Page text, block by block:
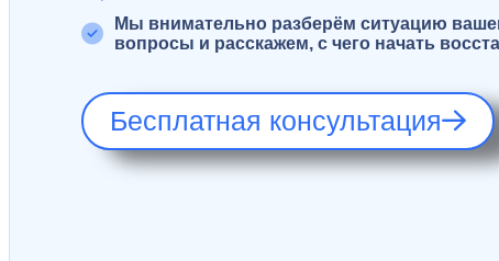
Мы внимательно разберём ситуацию
вопросы и расскажем, с чего начать
Бесплатная консультация